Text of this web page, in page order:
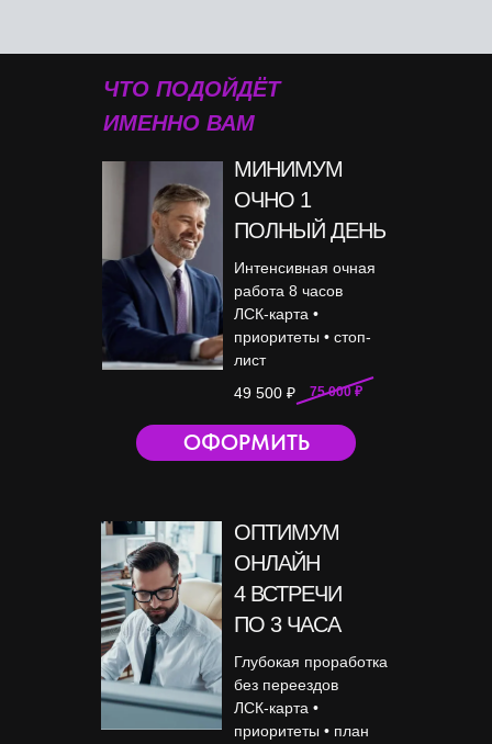
МИНИМУМ
ОЧНО 1
ПОЛНЫЙ ДЕНЬ
Интенсивная очная
работа 8 часов
ЛСК-карта •
приоритеты • стоп-
лист
ОПТИМУМ
ОНЛАЙН
4 ВСТРЕЧИ
ПО 3 ЧАСА
Глубокая проработка
без переездов
ЛСК-карта •
приоритеты • план
ЧТО ПОДОЙДЁТ
ИМЕННО ВАМ
49 500 ₽ 75 000 ₽
ОФОРМИТЬ